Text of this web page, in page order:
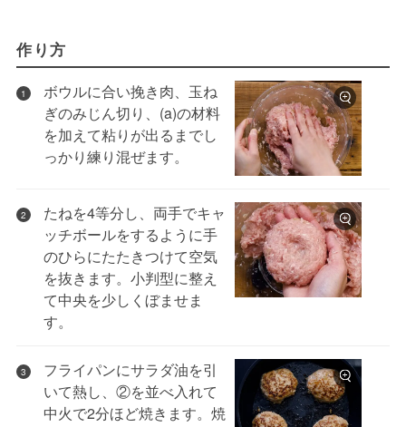
作り方
1
ボウルに合い挽き肉、玉ね
ぎのみじん切り、(a)の材料
を加えて粘りが出るまでし
っかり練り混ぜます。
2
たねを4等分し、両手でキャ
ッチボールをするように手
のひらにたたきつけて空気
を抜きます。小判型に整え
て中央を少しくぼませま
す。
3
フライパンにサラダ油を引
いて熱し、②を並べ入れて
中火で2分ほど焼きます。焼